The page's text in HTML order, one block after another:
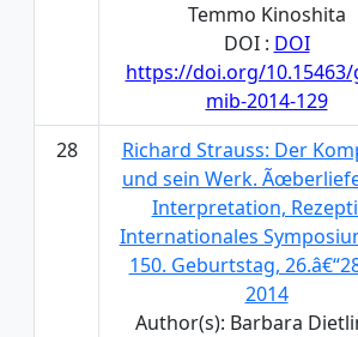
Temmo Kinoshita
DOI : DOI
https://doi.org/
mib-2014-129
28
Richard Strauss: Der
und sein Werk.
Interpretation,
Internationales
150. Geburtstag,
2014
Author(s): Barbara